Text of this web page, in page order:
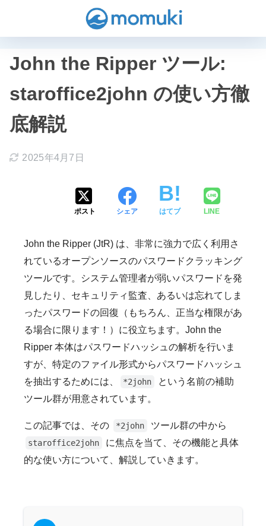
John the Ripper ツール:
staroffice2john の使い方徹
底解説
2025年4月7日
ポスト シェア はてブ LINE
John the Ripper (JtR) は、非常に強力で広く利用さ
れているオープンソースのパスワードクラッキング
ツールです。システム管理者が弱いパスワードを発
見したり、セキュリティ監査、あるいは忘れてしま
ったパスワードの回復（もちろん、正当な権限があ
る場合に限ります！）に役立ちます。John the
Ripper 本体はパスワードハッシュの解析を行いま
すが、特定のファイル形式からパスワードハッシュ
を抽出するためには、
*2john
という名前の補助
ツール群が用意されています。
この記事では、その *2john ツール群の中から
staroffice2john
に焦点を当て、その機能と具体
的な使い方について、解説していきます。